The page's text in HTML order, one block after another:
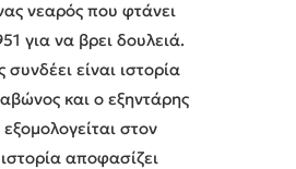
νεαρός που φτάνει
για να βρει δουλειά.
είναι ιστορία
και ο εξηντάρης
στον
αποφασίζει